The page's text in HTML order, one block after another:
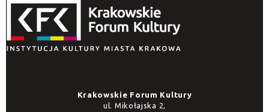
Krakowskie Forum Kultury
ul. Mikołajska 2,